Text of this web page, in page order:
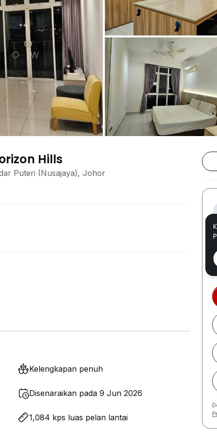
Hills
Puteri (Nusajaya), Johor
Kelengkapan penuh
Disenaraikan pada 9 Jun 2026
1,084 kps luas pelan lantai